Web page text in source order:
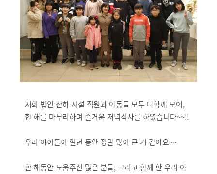
저희 법인 산하 시설 직원과 아동들 모두 다함께 모여,
한 해를 마무리하며 즐거운 저녁식사를 하였습니다~~!!
우리 아이들이 일년 동안 정말 많이 큰 거 같아요~~
한 해동안 도움주신 많은 분들, 그리고 함께 한 우리 아